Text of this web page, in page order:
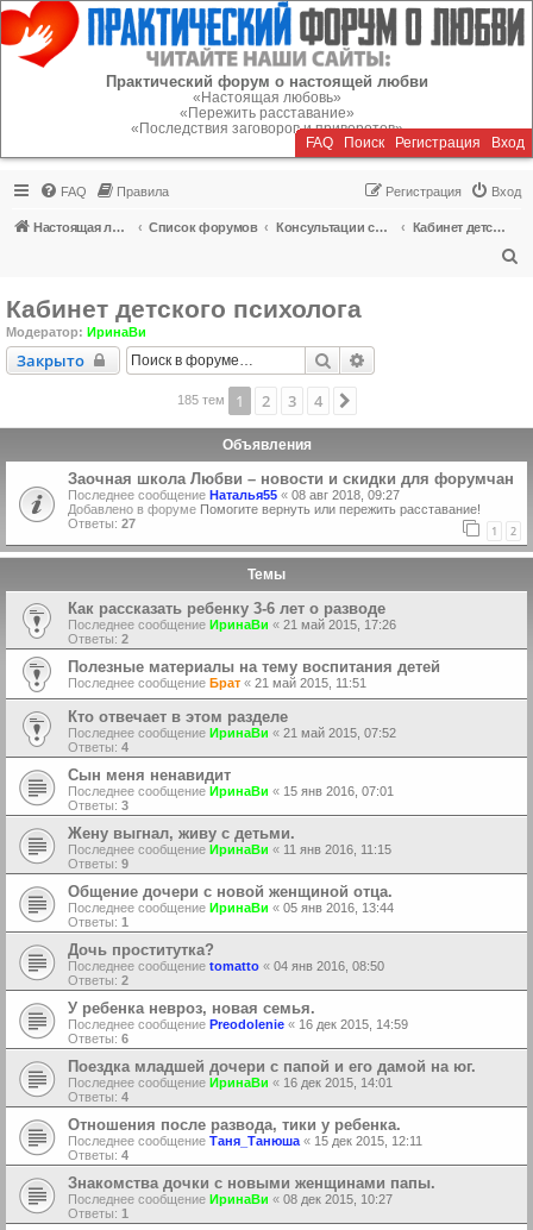
Регистрация
Практический форум о настоящей любви
«Настоящая любовь»
«Пережить расставание»
«Последствия заговоров и приворотов»
FAQ Поиск Регистрация Вход
FAQ Правила Вход
Регистрация
Настоящая любовь Список форумов Консультации специалистов
Кабинет детского психолога
Кабинет детского психолога
Модератор: ИринаВи
Закрыто
Закрыто Поиск
185 тем 1 2 3 4
Объявления
Заочная школа Любви – новости и скидки для форумчан
Последнее сообщение Наталья55 « 08 авг 2018, 09:27
Добавлено в форуме Помогите вернуть или пережить расставание!
Ответы: 27 1 2
Темы
Как рассказать ребенку 3-6 лет о разводе
Последнее сообщение ИринаВи « 21 май 2015, 17:26
Ответы: 2
Полезные материалы на тему воспитания детей
Последнее сообщение Брат « 21 май 2015, 11:51
Кто отвечает в этом разделе
Последнее сообщение ИринаВи « 21 май 2015, 07:52
Ответы: 4
Сын меня ненавидит
Последнее сообщение ИринаВи « 15 янв 2016, 07:01
Ответы: 3
Жену выгнал, живу с детьми.
Последнее сообщение ИринаВи « 11 янв 2016, 11:15
Ответы: 9
Общение дочери с новой женщиной отца.
Последнее сообщение ИринаВи « 05 янв 2016, 13:44
Ответы: 1
Дочь проститутка?
Последнее сообщение tomatto « 04 янв 2016, 08:50
Ответы: 2
У ребенка невроз, новая семья.
Последнее сообщение Preodolenie « 16 дек 2015, 14:59
Ответы: 6
Поездка младшей дочери с папой и его дамой на юг.
Последнее сообщение ИринаВи « 16 дек 2015, 14:01
Ответы: 4
Отношения после развода, тики у ребенка.
Последнее сообщение Таня_Танюша « 15 дек 2015, 12:11
Ответы: 4
Знакомства дочки с новыми женщинами папы.
Последнее сообщение ИринаВи « 08 дек 2015, 10:27
Ответы: 1